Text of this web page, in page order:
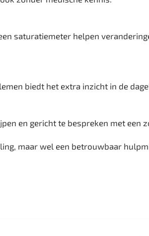
saturatiemeter helpen
biedt het extra inzicht in de
en gericht te bespreken met een
maar wel een betrouwbaar